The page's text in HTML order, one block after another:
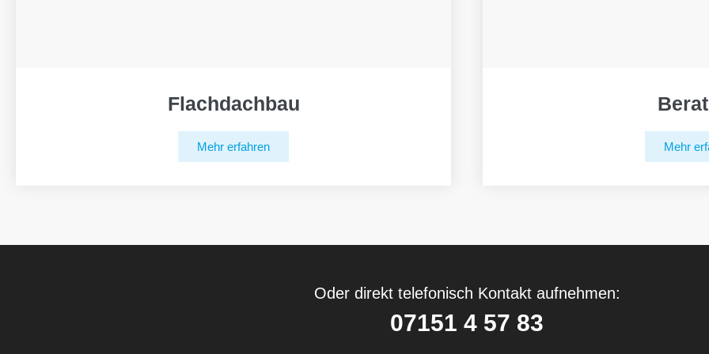
Flachdachbau
Mehr erfahren Mehr
Oder direkt telefonisch Kontakt aufnehmen:
07151 4 57 83